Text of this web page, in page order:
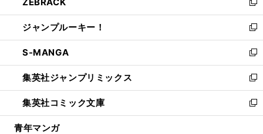
で
開
く
ド
ウ
で
開
く
ィ
ン
ド
ウ
で
開
く
い
ウ
ィ
ン
ド
ウ
で
開
く
新
し
い
ウ
ィ
ン
ド
ウ
で
開
ジャンプルーキー！
新
し
い
ウ
ィ
ン
ド
ウ
S-MANGA
新
し
い
ウ
ィ
ン
集英社ジャンプリミックス
新
し
い
ウ
集英社コミック文庫
新
し
青年マンガ